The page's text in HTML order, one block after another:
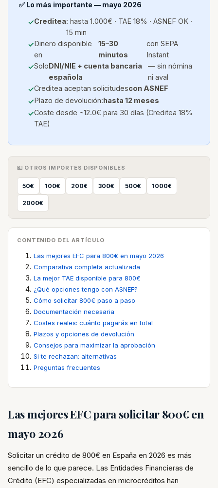
✅ Lo más importante — mayo 2026
Creditea: hasta 1.000€ · TAE 18% · ASNEF OK ·
15 min
Dinero disponible
en
15–30
minutos
con SEPA
Instant
SoloDNI/NIE + cuenta bancaria
española
— sin nómina
ni aval
Creditea aceptan solicitudescon ASNEF
Plazo de devolución:hasta 12 meses
Coste desde ~12.0€ para 30 días (Creditea 18%
TAE)
💶 OTROS IMPORTES DISPONIBLES
50€ 100€ 200€ 300€ 500€ 1000€
2000€
CONTENIDO DEL ARTÍCULO
Las mejores EFC para 800€ en mayo 2026
Comparativa completa actualizada
La mejor TAE disponible para 800€
¿Qué opciones tengo con ASNEF?
Cómo solicitar 800€ paso a paso
Documentación necesaria
Costes reales: cuánto pagarás en total
Plazos y opciones de devolución
Consejos para maximizar la aprobación
Si te rechazan: alternativas
Preguntas frecuentes
Las mejores EFC para solicitar 800€ en
mayo 2026
Solicitar un crédito de 800€ en España en 2026 es más
sencillo de lo que parece. Las Entidades Financieras de
Crédito (EFC) especializadas en microcréditos han